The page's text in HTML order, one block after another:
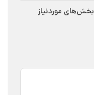
بخش‌های موردنیاز